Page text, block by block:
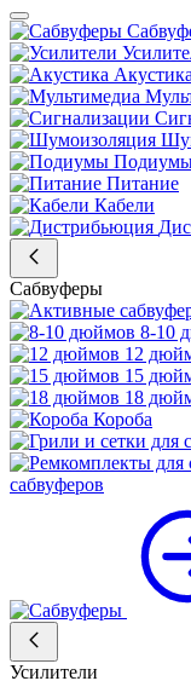
Акустика
Питание
Кабели
Сабвуферы
8-10
12
15
18
Короба
сабвуферов
Усилители